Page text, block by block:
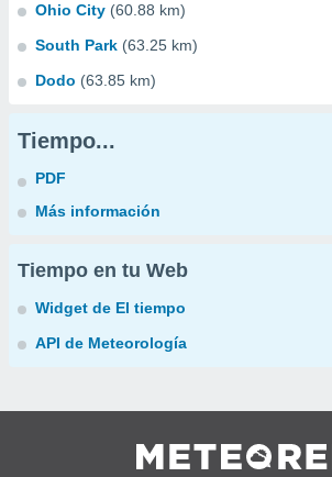
Ohio City (60.88 km)
South Park (63.25 km)
Dodo (63.85 km)
Tiempo...
PDF
Más información
Tiempo en tu Web
Widget de El tiempo
API de Meteorología